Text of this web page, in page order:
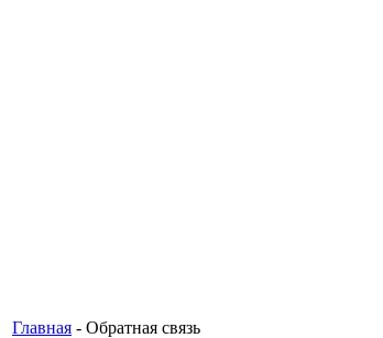
Главная - Обратная связь